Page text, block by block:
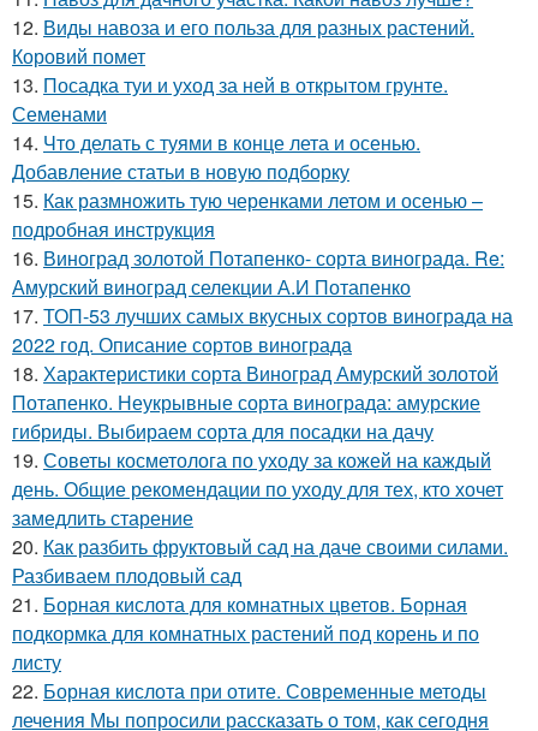
12. Виды навоза и его польза для разных растений.
Коровий помет
13. Посадка туи и уход за ней в открытом грунте.
Семенами
14. Что делать с туями в конце лета и осенью.
Добавление статьи в новую подборку
15. Как размножить тую черенками летом и осенью –
подробная инструкция
16. Виноград золотой Потапенко- сорта винограда. Re:
Амурский виноград селекции А.И Потапенко
17. ТОП-53 лучших самых вкусных сортов винограда на
2022 год. Описание сортов винограда
18. Характеристики сорта Виноград Амурский золотой
Потапенко. Неукрывные сорта винограда: амурские
гибриды. Выбираем сорта для посадки на дачу
19. Советы косметолога по уходу за кожей на каждый
день. Общие рекомендации по уходу для тех, кто хочет
замедлить старение
20. Как разбить фруктовый сад на даче своими силами.
Разбиваем плодовый сад
21. Борная кислота для комнатных цветов. Борная
подкормка для комнатных растений под корень и по
листу
22. Борная кислота при отите. Современные методы
лечения Мы попросили рассказать о том, как сегодня